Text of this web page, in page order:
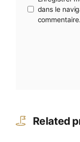
dans le
commentaire.
Related